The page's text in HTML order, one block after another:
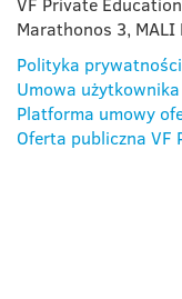
Marathonos 3, MALI
Polityka prywatności
Umowa użytkownika
Platforma umowy
Oferta publiczna VF